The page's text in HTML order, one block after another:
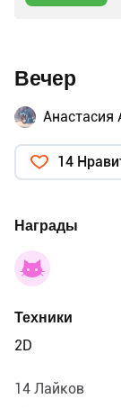
Вечер
Анастасия
14
Награды
Техники
2D
14 Лайков